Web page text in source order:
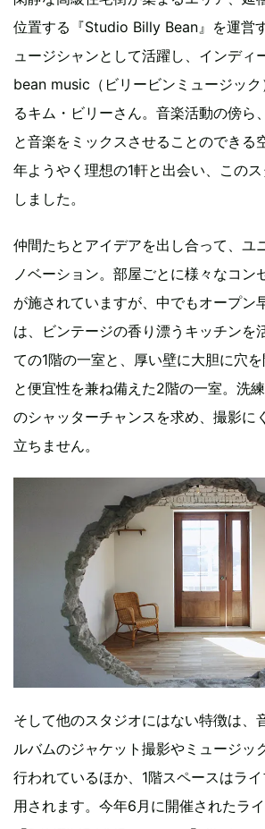
位置する『Studio Billy Bean』を運営
ュージシャンとして活躍し、インディ
bean music（ビリービンミュージッ
るキム・ビリーさん。音楽活動の傍ら
と音楽をミックスさせることのできる
年ようやく理想の1軒と出会い、この
しました。
仲間たちとアイデアを出し合って、ユ
ノベーション。部屋ごとに様々なコン
が施されていますが、中でもオープン
は、ビンテージの香り漂うキッチンを
ての1階の一室と、厚い壁に大胆に穴
と便宜性を兼ね備えた2階の一室。洗
のシャッターチャンスを求め、撮影に
立ちません。
そして他のスタジオにはない特徴は、
ルバムのジャケット撮影やミュージッ
行われているほか、1階スペースはラ
用されます。今年6月に開催されたラ